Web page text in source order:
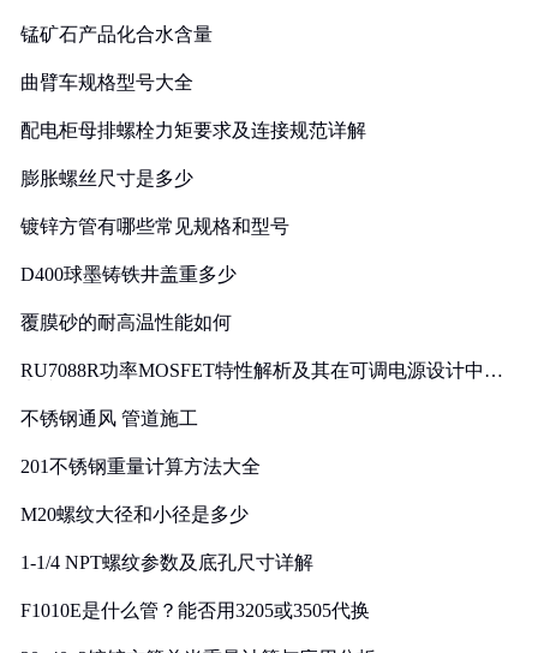
锰矿石产品化合水含量
曲臂车规格型号大全
配电柜母排螺栓力矩要求及连接规范详解
膨胀螺丝尺寸是多少
镀锌方管有哪些常见规格和型号
D400球墨铸铁井盖重多少
覆膜砂的耐高温性能如何
RU7088R功率MOSFET特性解析及其在可调电源设计中的
不锈钢通风 管道施工
201不锈钢重量计算方法大全
M20螺纹大径和小径是多少
1-1/4 NPT螺纹参数及底孔尺寸详解
F1010E是什么管？能否用3205或3505代换